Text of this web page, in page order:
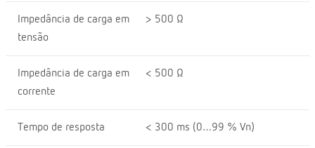
Impedância de carga em
tensão
> 500 Ω
Impedância de carga em
corrente
< 500 Ω
Tempo de resposta < 300 ms (0…99 % Vn)